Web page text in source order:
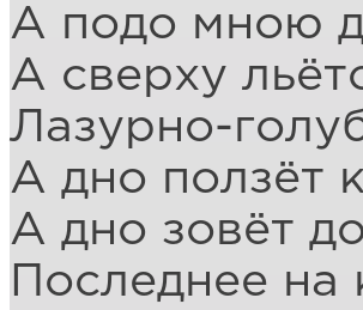
А подо мною
А сверху
Лазурно-
А дно ползёт
А дно зовёт
Последнее на